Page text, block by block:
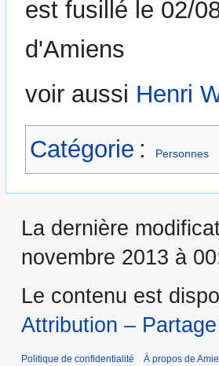
est fusillé le 02/
d'Amiens
voir aussi Henri
Catégorie : Personnes
La dernière
novembre 2013 à
Le contenu est
Attribution –
Politique de confidentialité À propos de